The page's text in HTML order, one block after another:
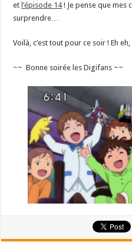
et l’épisode 14! Je pense que mes
surprendre…
Voilà, c’est tout pour ce soir ! Eh
~~ Bonne soirée les Digifans ~~